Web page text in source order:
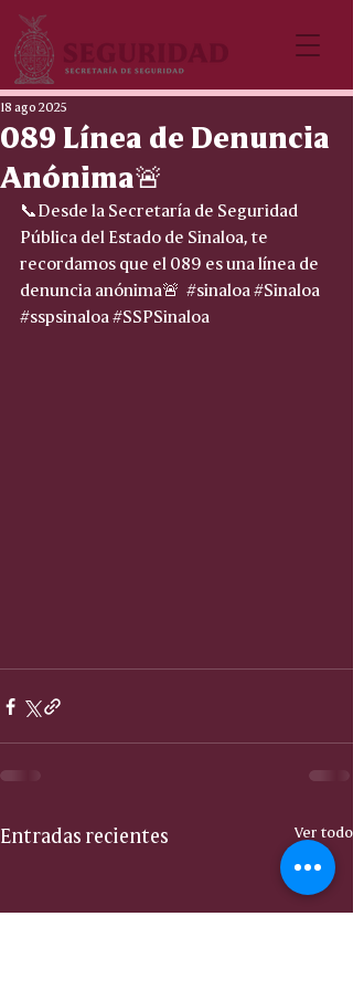
089 Línea de Denuncia
Anónima🚨
18 ago 2025
📞Desde la Secretaría de Seguridad
Pública del Estado de Sinaloa, te
recordamos que el 089 es una línea de
denuncia anónima🚨 #sinaloa#Sinaloa
#sspsinaloa#SSPSinaloa
Entradas recientes Ver todo